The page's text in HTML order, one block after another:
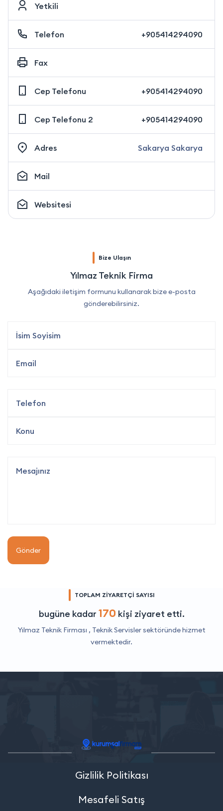
Yetkili
Telefon +905414294090
Fax
Cep Telefonu +905414294090
Cep Telefonu 2 +905414294090
Adres Sakarya Sakarya
Mail
Websitesi
Bize Ulaşın
Yılmaz Teknik Firma
Aşağıdaki iletişim formunu kullanarak bize e-posta
gönderebilirsiniz.
Gönder
TOPLAM ZİYARETÇİ SAYISI
bugüne kadar 170 kişi ziyaret etti.
Yılmaz Teknik Firması , Teknik Servislersektöründe hizmet
vermektedir.
Gizlilik Politikası
Mesafeli Satış